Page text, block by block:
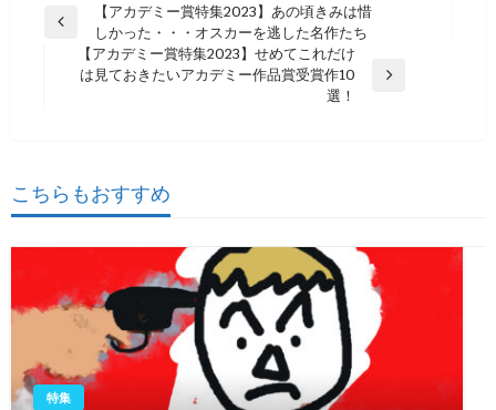
投
シ
【アカデミー賞特集2023】あの頃きみは惜
しかった・・・オスカーを逃した名作たち
【アカデミー賞特集2023】せめてこれだけ
は見ておきたいアカデミー作品賞受賞作10
選！
こちらもおすすめ
特集